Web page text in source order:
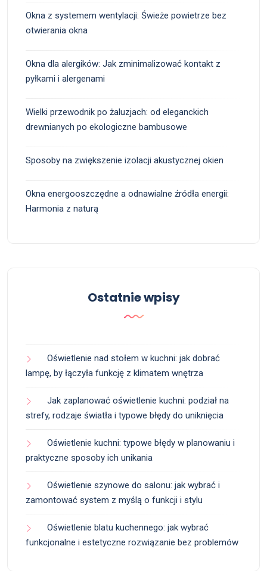
Okna z systemem wentylacji: Świeże powietrze bez
otwierania okna
Okna dla alergików: Jak zminimalizować kontakt z
pyłkami i alergenami
Wielki przewodnik po żaluzjach: od eleganckich
drewnianych po ekologiczne bambusowe
Sposoby na zwiększenie izolacji akustycznej okien
Okna energooszczędne a odnawialne źródła energii:
Harmonia z naturą
Ostatnie wpisy
Oświetlenie nad stołem w kuchni: jak dobrać
lampę, by łączyła funkcję z klimatem wnętrza
Jak zaplanować oświetlenie kuchni: podział na
strefy, rodzaje światła i typowe błędy do uniknięcia
Oświetlenie kuchni: typowe błędy w planowaniu i
praktyczne sposoby ich unikania
Oświetlenie szynowe do salonu: jak wybrać i
zamontować system z myślą o funkcji i stylu
Oświetlenie blatu kuchennego: jak wybrać
funkcjonalne i estetyczne rozwiązanie bez problemów